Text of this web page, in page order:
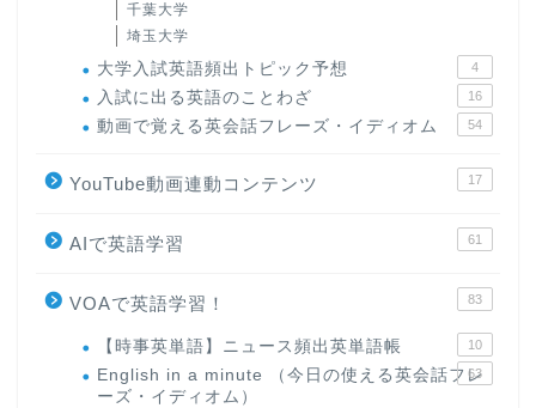
千葉大学
埼玉大学
大学入試英語頻出トピック予想 4
入試に出る英語のことわざ 16
動画で覚える英会話フレーズ・イディオム 54
YouTube動画連動コンテンツ 17
AIで英語学習 61
VOAで英語学習！ 83
【時事英単語】ニュース頻出英単語帳 10
English in a minute （今日の使える英会話フレ
ーズ・イディオム）
63